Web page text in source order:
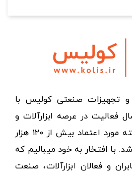
و تجهیزات صنعتی کولیس با
نزدیک به ۱۰ سال فعالیت در عرصه ابزارآلات و
کالاهای صنعتی توانسته مورد اعتماد بیش از ۱۲۰ هزار
با افتخار به خود میبالیم که
و فعالان ابزارآلات، صنعت